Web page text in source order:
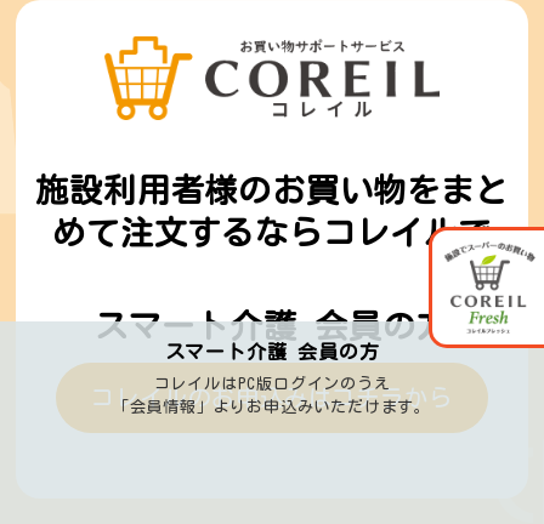
施設利用者様のお買い物をまと
めて注文するならコレイルで
スマート介護 会員の方
コレイルのお申込みはコチラから
スマート介護 会員の方
コレイルはPC版ログインのうえ
「会員情報」よりお申込みいただけます。